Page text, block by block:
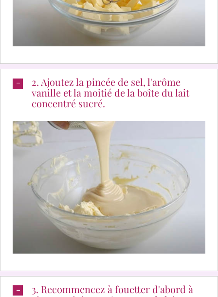
2. Ajoutez la pincée de sel, l'arôme
vanille et la moitié de la boîte du lait
concentré sucré.
3. Recommencez à fouetter d'abord à